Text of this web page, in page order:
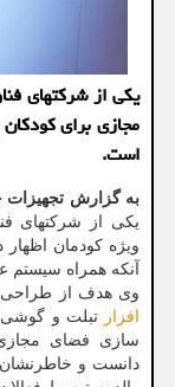
یکی از شرکتهای
مجازی برای
است.
به گزارش تجهیزات
یکی از شرکتهای
ویژه کودمان
آنکه همراه
وی هدف از طراحی
افزار تبلت و گوشی
سازی فضای
دانست و خاطرنشان